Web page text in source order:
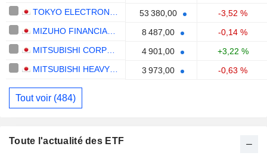
53 380,00
-3,52 %
8 487,00
-0,14 %
4 901,00
+3,22 %
3 973,00 -0,63 %
Tout voir (484)
Toute l'actualité des ETF